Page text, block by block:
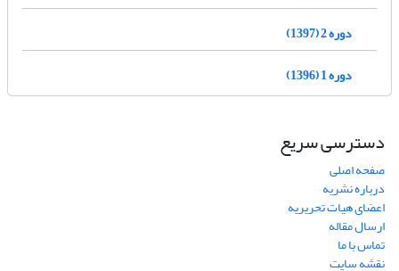
دوره 2 (1397)
دوره 1 (1396)
دسترسی سریع
صفحه اصلی
درباره نشریه
اعضای هیات تحریریه
ارسال مقاله
تماس با ما
نقشه سایت